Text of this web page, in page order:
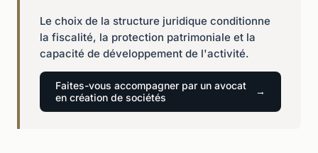
Le choix de la structure juridique conditionne
la fiscalité, la protection patrimoniale et la
capacité de développement de l'activité.
Faites-vous accompagner par un avocat
en création de sociétés